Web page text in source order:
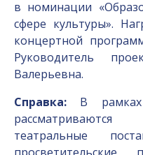
в номинации
сфере культуры».
концертной
Руководитель
Валерьевна.
Справка: В рамках
театральные